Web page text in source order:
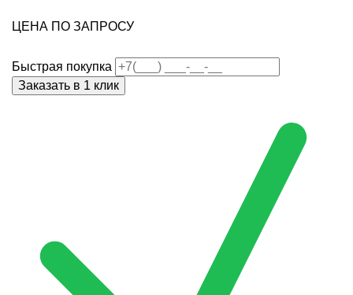
ЦЕНА ПО ЗАПРОСУ
Быстрая покупка